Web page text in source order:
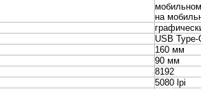
планшет Parblo A640 V2 USB